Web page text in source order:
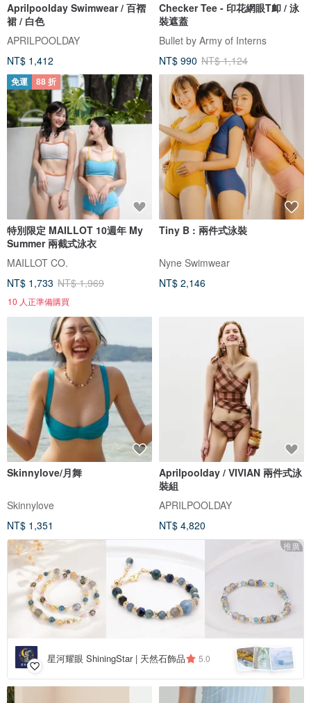
Aprilpoolday Swimwear / 百褶
裙 / 白色
APRILPOOLDAY
NT$ 1,412
Checker Tee - 印花網眼T卹 / 泳
裝遮蓋
Bullet by Army of Interns
NT$ 990 NT$ 1,124
免運 88 折
特別限定 MAILLOT 10週年 My
Summer 兩截式泳衣
MAILLOT CO.
NT$ 1,733 NT$ 1,969
10 人正準備購買
Tiny B : 兩件式泳裝
Nyne Swimwear
NT$ 2,146
Skinnylove/月舞
Skinnylove
NT$ 1,351
Aprilpoolday / VIVIAN 兩件式泳
裝組
APRILPOOLDAY
NT$ 4,820
推廣
星河耀眼 ShiningStar | 天然石飾品 5.0